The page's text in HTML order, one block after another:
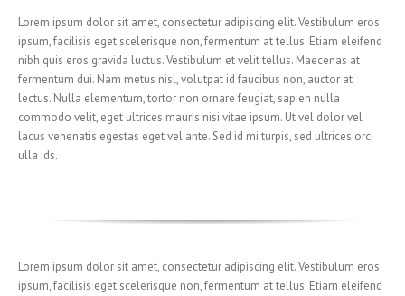
Lorem ipsum dolor sit amet, consectetur adipiscing elit. Vestibulum eros
ipsum, facilisis eget scelerisque non, fermentum at tellus. Etiam eleifend
nibh quis eros gravida luctus. Vestibulum et velit tellus. Maecenas at
fermentum dui. Nam metus nisl, volutpat id faucibus non, auctor at
lectus. Nulla elementum, tortor non ornare feugiat, sapien nulla
commodo velit, eget ultrices mauris nisi vitae ipsum. Ut vel dolor vel
lacus venenatis egestas eget vel ante. Sed id mi turpis, sed ultrices orci
ulla ids.
Lorem ipsum dolor sit amet, consectetur adipiscing elit. Vestibulum eros
ipsum, facilisis eget scelerisque non, fermentum at tellus. Etiam eleifend